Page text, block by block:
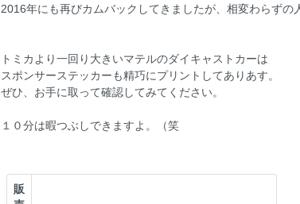
2016年にも再びカムバックしてきましたが、相変わらずの
トミカより一回り大きいマテルのダイキャストカーは
スポンサーステッカーも精巧にプリントしてありあす。
ぜひ、お手に取って確認してみてください。
１０分は暇つぶしできますよ。（笑
販